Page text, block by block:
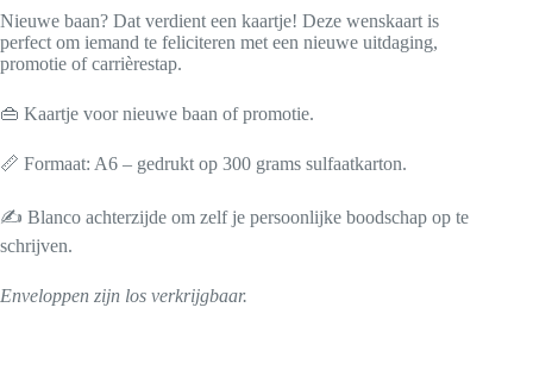
Nieuwe baan? Dat verdient een kaartje! Deze wenskaart is
perfect om iemand te feliciteren met een nieuwe uitdaging,
promotie of carrièrestap.
👜 Kaartje voor nieuwe baan of promotie.
📏 Formaat: A6 – gedrukt op 300 grams sulfaatkarton.
✍️ Blanco achterzijde om zelf je persoonlijke boodschap op te
schrijven.
Enveloppen zijn los verkrijgbaar.